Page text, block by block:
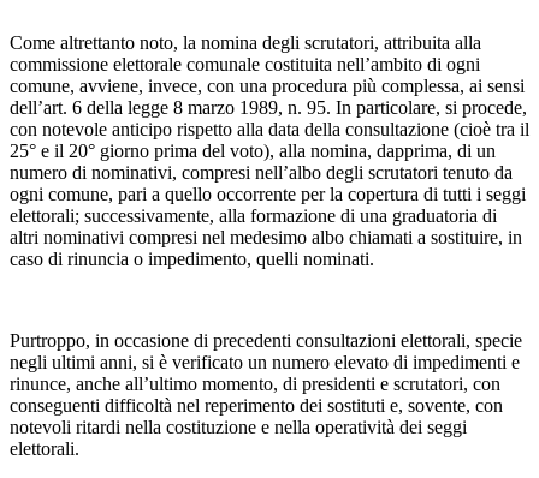
Come altrettanto noto, la nomina degli scrutatori, attribuita alla
commissione elettorale comunale costituita nell’ambito di ogni
comune, avviene, invece, con una procedura più complessa, ai sensi
dell’art. 6 della legge 8 marzo 1989, n. 95. In particolare, si procede,
con notevole anticipo rispetto alla data della consultazione (cioè tra il
25° e il 20° giorno prima del voto), alla nomina, dapprima, di un
numero di nominativi, compresi nell’albo degli scrutatori tenuto da
ogni comune, pari a quello occorrente per la copertura di tutti i seggi
elettorali; successivamente, alla formazione di una graduatoria di
altri nominativi compresi nel medesimo albo chiamati a sostituire, in
caso di rinuncia o impedimento, quelli nominati.
Purtroppo, in occasione di precedenti consultazioni elettorali, specie
negli ultimi anni, si è verificato un numero elevato di impedimenti e
rinunce, anche all’ultimo momento, di presidenti e scrutatori, con
conseguenti difficoltà nel reperimento dei sostituti e, sovente, con
notevoli ritardi nella costituzione e nella operatività dei seggi
elettorali.